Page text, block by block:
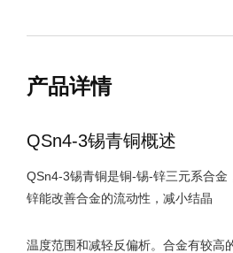
产品详情
QSn4-3锡青铜概述
QSn4-3锡青铜是铜-锡-锌三元系合
锌能改善合金的流动性，减小结晶
温度范围和减轻反偏析。合金有较高